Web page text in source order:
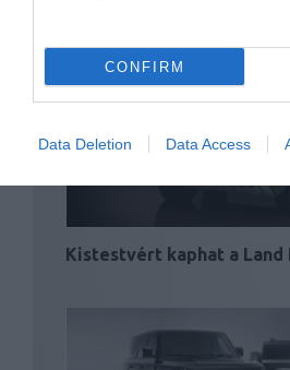
CONFIRM
Data Deletion Data Access
Kistestvért kaphat a Land